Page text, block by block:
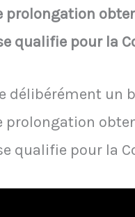
prolongation
qualifie pour la
délibérément
prolongation
qualifie pour la